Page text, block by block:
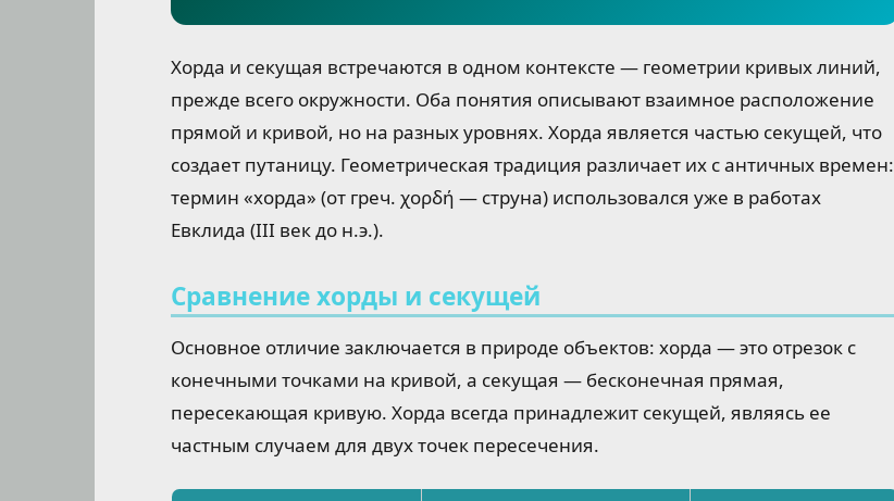
Хорда и секущая встречаются в одном контексте — геометрии кривых линий,
прежде всего окружности. Оба понятия описывают взаимное расположение
прямой и кривой, но на разных уровнях. Хорда является частью секущей, что
создает путаницу. Геометрическая традиция различает их с античных времен:
термин «хорда» (от греч. χορδή — струна) использовался уже в работах
Евклида (III век до н.э.).
Сравнение хорды и секущей
Основное отличие заключается в природе объектов: хорда — это отрезок с
конечными точками на кривой, а секущая — бесконечная прямая,
пересекающая кривую. Хорда всегда принадлежит секущей, являясь ее
частным случаем для двух точек пересечения.